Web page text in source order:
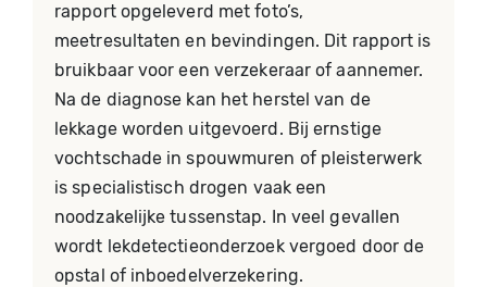
rapport opgeleverd met foto’s,
meetresultaten en bevindingen. Dit rapport is
bruikbaar voor een verzekeraar of aannemer.
Na de diagnose kan het herstel van de
lekkage worden uitgevoerd. Bij ernstige
vochtschade in spouwmuren of pleisterwerk
is specialistisch drogen vaak een
noodzakelijke tussenstap. In veel gevallen
wordt lekdetectieonderzoek vergoed door de
opstal of inboedelverzekering.